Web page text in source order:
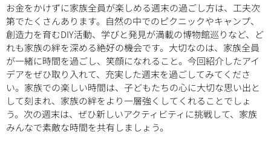
お金をかけずに家族全員が楽しめる週末の過ごし方は、工夫次
第でたくさんあります。自然の中でのピクニックやキャンプ、
創造力を育むDIY活動、学びと発見が満載の博物館巡りなど、ど
れも家族の絆を深める絶好の機会です。大切なのは、家族全員
が一緒に時間を過ごし、笑顔になれること。今回紹介したアイ
デアをぜひ取り入れて、充実した週末を過ごしてみてくださ
い。家族での楽しい時間は、子どもたちの心に大切な思い出と
して刻まれ、家族の絆をより一層強くしてくれることでしょ
う。次の週末は、ぜひ新しいアクティビティに挑戦して、家族
みんなで素敵な時間を共有しましょう。